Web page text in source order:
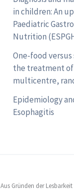
in children: An
Paediatric
Nutrition
One-food
the treatment of
multicentre,
Epidemiology
Esophagitis
Aus Gründen der